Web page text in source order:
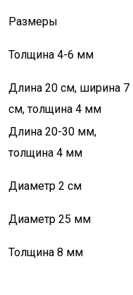
Размеры
Толщина 4-6 мм
Длина 20 см, ширина 7
см, толщина 4 мм
Длина 20-30 мм,
толщина 4 мм
Диаметр 2 см
Диаметр 25 мм
Толщина 8 мм